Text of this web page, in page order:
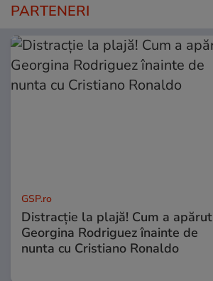
PARTENERI
GSP.ro
Distracție la plajă! Cum a apărut
Georgina Rodriguez înainte de
nunta cu Cristiano Ronaldo